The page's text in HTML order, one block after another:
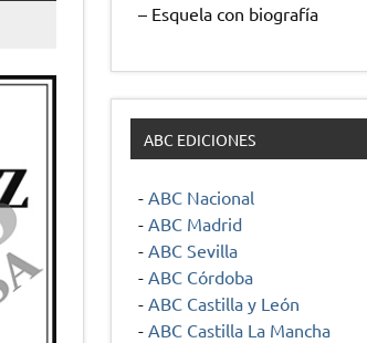
– Esquela con biografía
ABC EDICIONES
- ABC Nacional
- ABC Madrid
- ABC Sevilla
- ABC Córdoba
- ABC Castilla y León
- ABC Castilla La Mancha